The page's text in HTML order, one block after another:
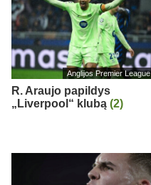
Anglijos Premier League
R. Araujo papildys
„Liverpool“ klubą (2)